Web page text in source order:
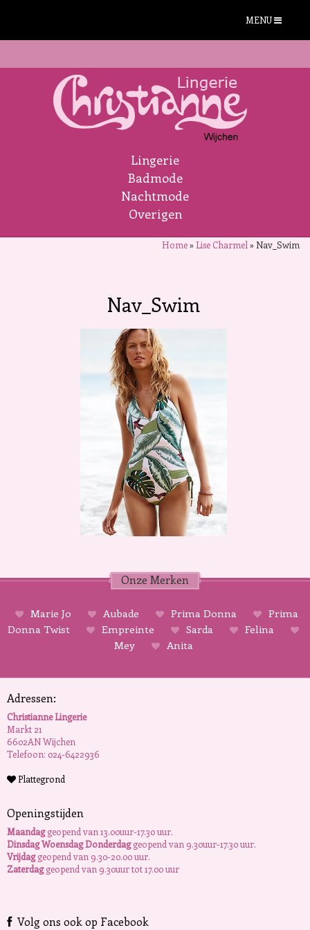
MENU
Lingerie
Badmode
Nachtmode
Overigen
Home»Lise Charmel »Nav_Swim
Nav_Swim
Onze Merken
Marie Jo Aubade Prima Donna
Prima
Donna Twist
Empreinte Sarda
Felina
Mey
Anita
Adressen:
Christianne Lingerie
Markt 21
6602AN Wijchen
Telefoon: 024-6422936
Plattegrond
Openingstijden
Maandaggeopend van 13.00uur-17.30 uur.
Dinsdag Woensdag Donderdaggeopend van 9.30uur-17.30 uur.
Vrijdaggeopend van 9.30-20.00 uur.
Zaterdaggeopend van 9.30uur tot 17.00 uur
Volg ons ook op Facebook